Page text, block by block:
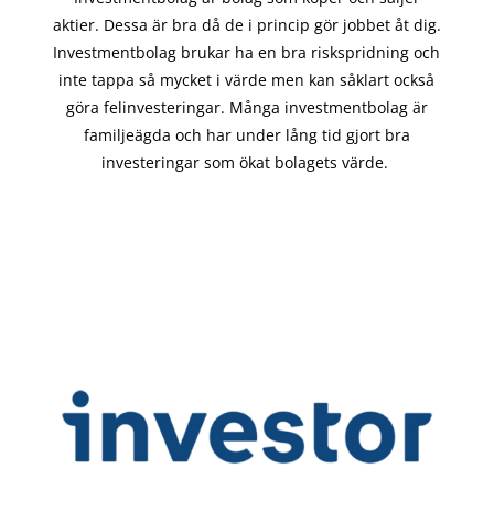
aktier. Dessa är bra då de i princip görjobbet åt dig.
Investmentbolag brukar ha en bra riskspridning och
inte tappa så mycket i värde men kan såklart också
göra felinvesteringar. Många investmentbolag är
familjeägda och har under lång tid gjort bra
investeringar som ökat bolagets värde.